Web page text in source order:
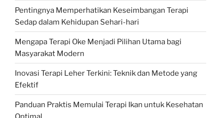
Pentingnya Memperhatikan Keseimbangan Terapi
Sedap dalam Kehidupan Sehari-hari
Mengapa Terapi Oke Menjadi Pilihan Utama bagi
Masyarakat Modern
Inovasi Terapi Leher Terkini: Teknik dan Metode yang
Efektif
Panduan Praktis Memulai Terapi Ikan untuk Kesehatan